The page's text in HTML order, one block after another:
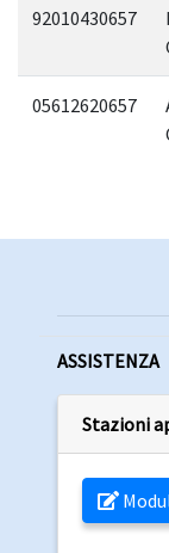
92010430657
05612620657
ASSISTENZA
Stazioni